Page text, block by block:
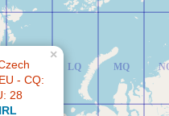
KQ LQ MQ
×